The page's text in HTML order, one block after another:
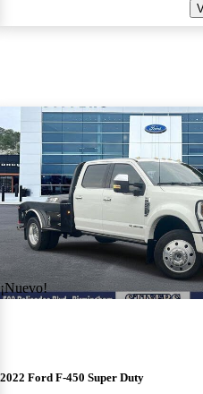
este Aviso
¡Nuevo!
2022 Ford F-450 Super Duty